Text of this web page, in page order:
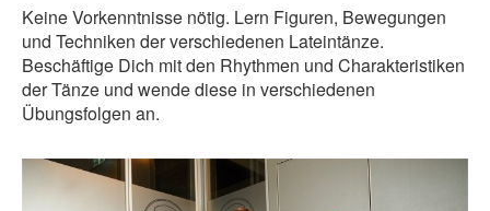
Keine Vorkenntnisse nötig. Lern Figuren, Bewegungen
und Techniken der verschiedenen Lateintänze.
Beschäftige Dich mit den Rhythmen und Charakteristiken
der Tänze und wende diese in verschiedenen
Übungsfolgen an.